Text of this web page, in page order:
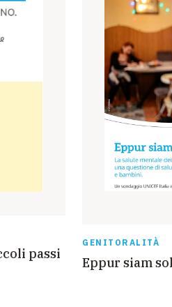
passi
GENITORALITÀ
Eppur siam